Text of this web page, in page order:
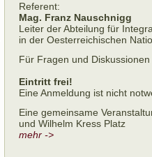
Referent:
Mag. Franz Nauschnigg
Leiter der Abteilung für
in der Oesterreichischen
Für Fragen und
Eintritt frei!
Eine Anmeldung ist nicht
Eine gemeinsame
und Wilhelm Kress Platz
mehr ->